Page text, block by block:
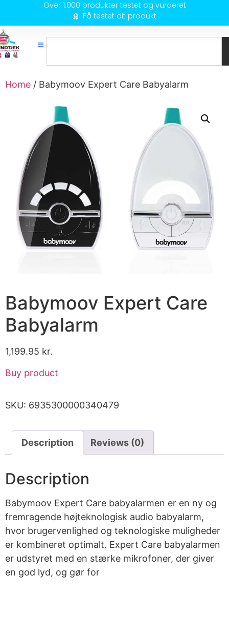
Over 1.000 produkter testet og vurderet
Få testet dit produkt
Home / Babymoov Expert Care Babyalarm
Babymoov Expert Care
Babyalarm
1,199.95 kr.
Buy product
SKU: 6935300000340479
Description Reviews (0)
Description
Babymoov Expert Care babyalarmen er en ny og
fremragende højteknologisk audio babyalarm,
hvor brugervenlighed og teknologiske muligheder
er kombineret optimalt. Expert Care babyalarmen
er udstyret med en stærke mikrofoner, der giver
en god lyd, og gør for